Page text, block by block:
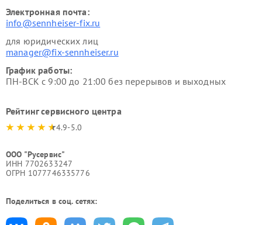
Электронная почта:
info@sennheiser-fix.ru
для юридических лиц
manager@fix-sennheiser.ru
График работы:
ПН-ВСК с 9:00 до 21:00 без перерывов и выходных
Рейтинг сервисного центра
4.9-5.0
ООО "Русервис"
ИНН 7702633247
ОГРН 1077746335776
Поделиться в соц. сетях: